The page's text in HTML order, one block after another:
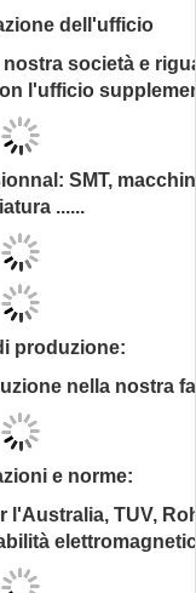
dell'ufficio
società e
l'ufficio
SMT,
......
produzione:
nella nostra
e norme:
l'Australia, TUV,